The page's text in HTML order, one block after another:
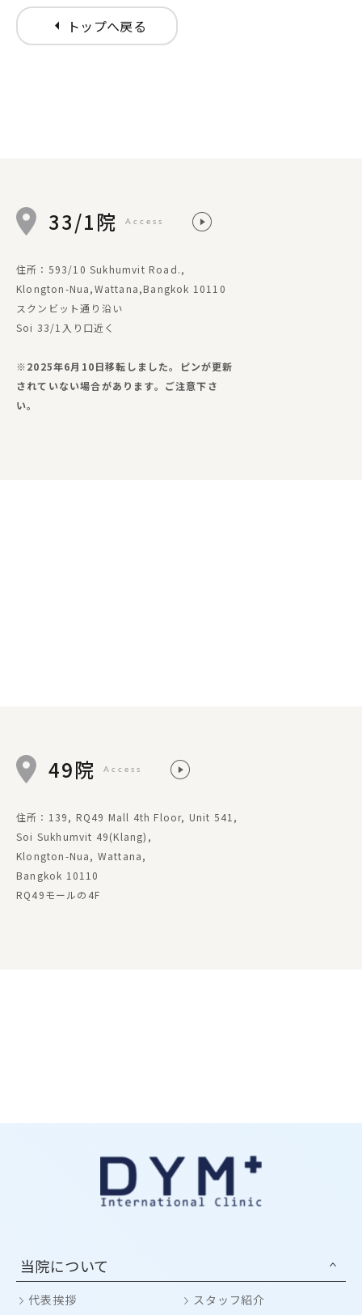
arrow_left トップへ戻る
33/1院 Access
住所：593/10 Sukhumvit Road.,
Klongton-Nua,Wattana,Bangkok 10110
スクンビット通り沿い
Soi 33/1入り口近く
※2025年6月10日移転しました。ピンが更新
されていない場合があります。ご注意下さ
い。
49院 Access
住所：139, RQ49 Mall 4th Floor, Unit 541,
Soi Sukhumvit 49(Klang),
Klongton-Nua, Wattana,
Bangkok 10110
RQ49モールの4F
当院について
代表挨拶 スタッフ紹介